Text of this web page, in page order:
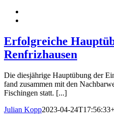
Erfolgreiche
Renfrizhausen
Die diesjährige Hauptübung der
fand zusammen mit den
Fischingen statt. [...]
Julian Kopp2023-04-